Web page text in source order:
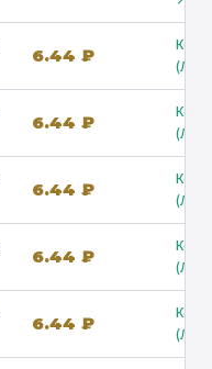
6.44 ₽
6.44 ₽
6.44 ₽
6.44 ₽
6.44 ₽